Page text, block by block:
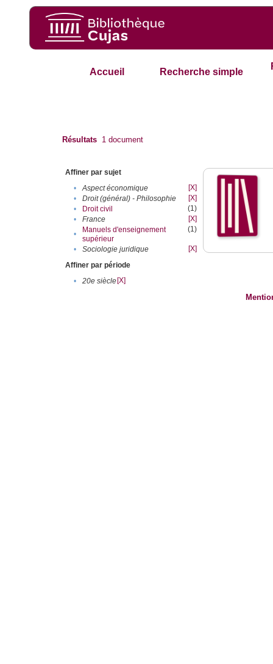
Accueil Recherche simple
Résultats 1 document
Affiner par sujet
•
Aspect économique
[X]
•
Droit (général) - Philosophie
[X]
•
Droit civil
(1)
•
France
[X]
•
Manuels d'enseignement
supérieur
(1)
• Sociologie juridique
[X]
Affiner par période
•
20e siècle[X]